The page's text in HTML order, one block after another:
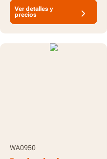
Ver detalles y
precios
WA0950